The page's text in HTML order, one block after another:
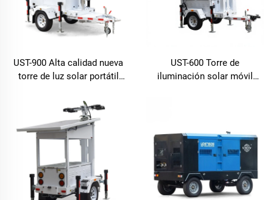
UST-900 Alta calidad nueva
torre de luz solar portátil
energía solar gratuita
UST-600 Torre de
iluminación solar móvil